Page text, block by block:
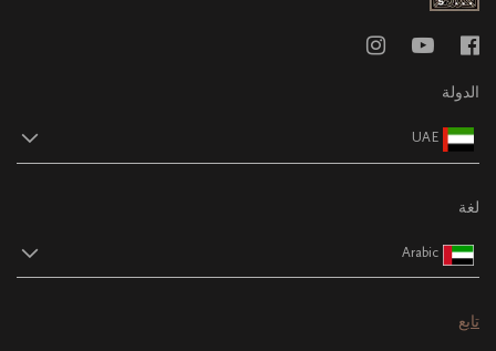
الدولة
UAE
لغة
Arabic
تابع